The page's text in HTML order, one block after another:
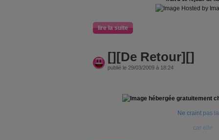
lire la suite
[][De Retour][]
publié le 29/03/2009 à 18:24
Ne craint pas a
car e e